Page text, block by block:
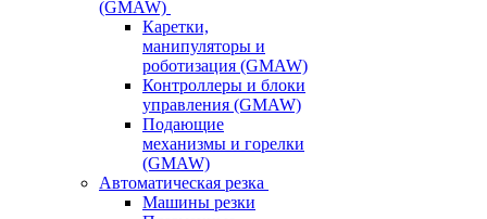
(GMAW)
Каретки,
манипуляторы и
роботизация (GMAW)
Контроллеры и блоки
управления (GMAW)
Подающие
механизмы и горелки
(GMAW)
Автоматическая резка
Машины резки